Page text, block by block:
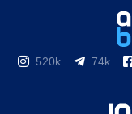
520k 74k